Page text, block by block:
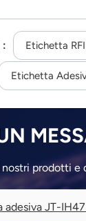
: Etichetta
Etichetta
prodotti e
adesiva JT-